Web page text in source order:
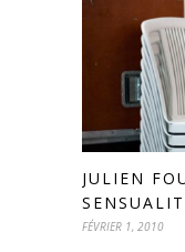
JULIEN
FÉVRIER 1, 2010